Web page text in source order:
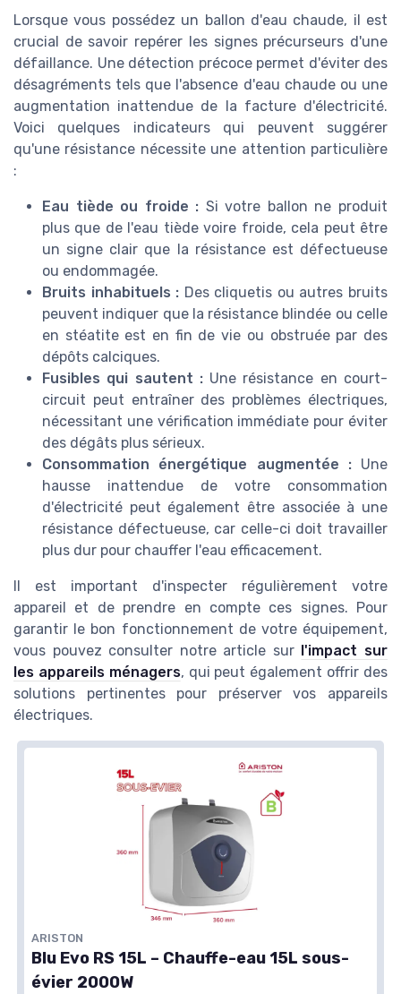
Lorsque vous possédez un ballon d'eau chaude, il est
crucial de savoir repérer les signes précurseurs d'une
défaillance. Une détection précoce permet d'éviter des
désagréments tels que l'absence d'eau chaude ou une
augmentation inattendue de la facture d'électricité.
Voici quelques indicateurs qui peuvent suggérer
qu'une résistance nécessite une attention particulière
:
Eau tiède ou froide : Si votre ballon ne produit
plus que de l'eau tiède voire froide, cela peut être
un signe clair que la résistance est défectueuse
ou endommagée.
Bruits inhabituels : Des cliquetis ou autres bruits
peuvent indiquer que la résistance blindée ou celle
en stéatite est en fin de vie ou obstruée par des
dépôts calciques.
Fusibles qui sautent :Une résistance en court-
circuit peut entraîner des problèmes électriques,
nécessitant une vérification immédiate pour éviter
des dégâts plus sérieux.
Consommation énergétique augmentée :Une
hausse inattendue de votre consommation
d'électricité peut également être associée à une
résistance défectueuse, car celle-ci doit travailler
plus dur pour chauffer l'eau efficacement.
Il est important d'inspecter régulièrement votre
appareil et de prendre en compte ces signes. Pour
garantir le bon fonctionnement de votre équipement,
vous pouvez consulter notre article sur l'impact sur
les appareils ménagers, qui peut également offrir des
solutions pertinentes pour préserver vos appareils
électriques.
ARISTON
Blu Evo RS 15L – Chauffe-eau 15L sous-
évier 2000W